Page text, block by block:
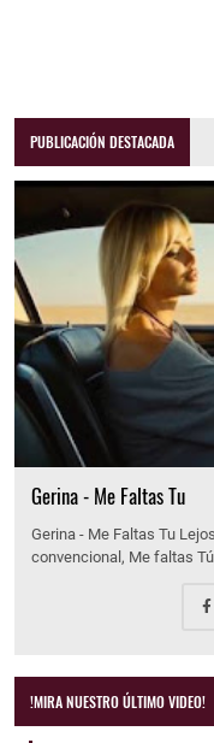
PUBLICACIÓN DESTACADA
Gerina - Me Faltas Tu
Gerina - Me Faltas Tu
convencional, Me faltas
!MIRA NUESTRO ÚLTIMO VIDEO!